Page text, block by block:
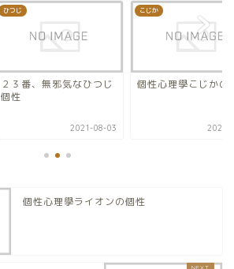
ひつじ
２３番、無邪気なひつじ
個性
2021-08-03
こじか
個性心理學こじかの
2020-
個性心理學ライオンの個性